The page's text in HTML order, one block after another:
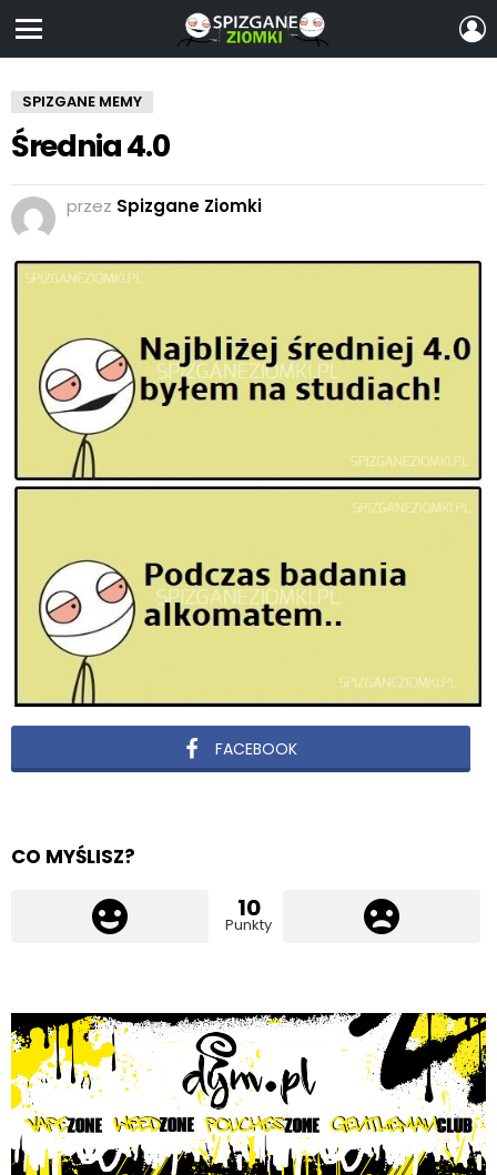
SPIZGANE MEMY
Średnia 4.0
przez Spizgane Ziomki
FACEBOOK
CO MYŚLISZ?
10
Punkty